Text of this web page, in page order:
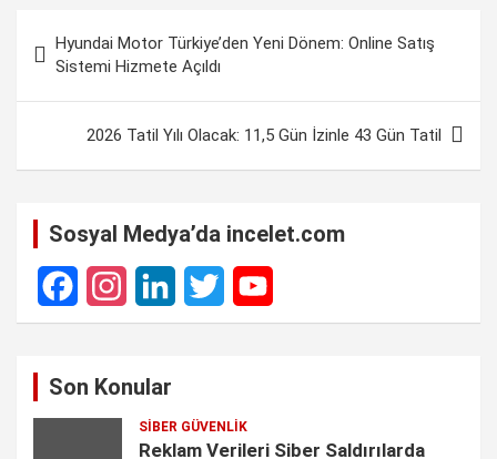
b
o
s
A
p
p
e
d
I
n
g
r
a
m
L
n
k
e
gezinmesi
Hyundai Motor Türkiye’den Yeni Dönem: Online Satış
Sistemi Hizmete Açıldı
2026 Tatil Yılı Olacak: 11,5 Gün İzinle 43 Gün Tatil
Sosyal Medya’da incelet.com
F
I
L
k
T
t
Y
T
Son Konular
SIBER GÜVENLIK
Reklam Verileri Siber Saldırılarda